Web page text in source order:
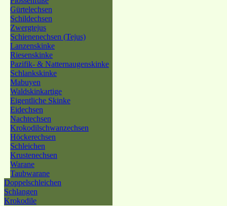
Gürtelechsen
Schildechsen
Zwergtejus
Schienenechsen (Tejus)
Lanzenskinke
Riesenskinke
Pazifik- & Natternaugenskinke
Schlankskinke
Mabuyen
Waldskinkartige
Eigentliche Skinke
Eidechsen
Nachtechsen
Krokodilschwanzechsen
Höckerechsen
Schleichen
Krustenechsen
Warane
Taubwarane
Doppelschleichen
Schlangen
Krokodile